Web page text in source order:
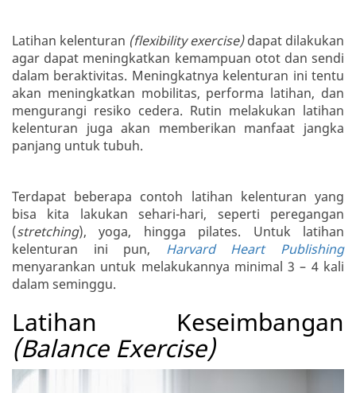
Latihan kelenturan (flexibility exercise)dapat dilakukan
agar dapat meningkatkan kemampuan otot dan sendi
dalam beraktivitas. Meningkatnya kelenturan ini tentu
akan meningkatkan mobilitas, performa latihan, dan
mengurangi resiko cedera. Rutin melakukan latihan
kelenturan juga akan memberikan manfaat jangka
panjang untuk tubuh.
Terdapat beberapa contoh latihan kelenturan yang
bisa kita lakukan sehari-hari, seperti peregangan
(stretching), yoga, hingga pilates. Untuk latihan
kelenturan ini pun, Harvard Heart Publishing
menyarankan untuk melakukannya minimal 3 – 4 kali
dalam seminggu.
Latihan Keseimbangan
(Balance Exercise)